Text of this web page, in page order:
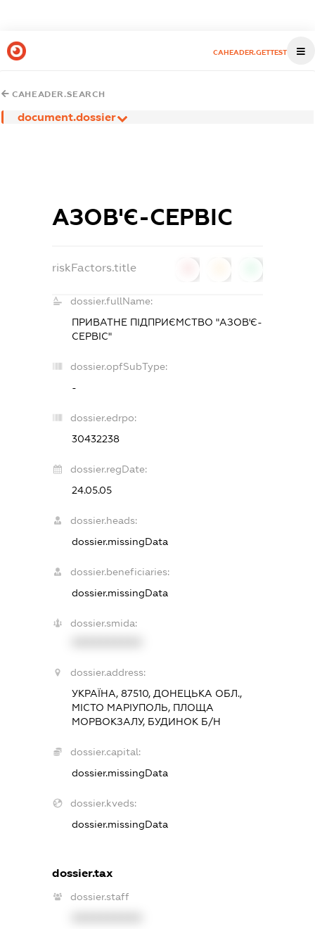
CAHEADER.GETTEST
CAHEADER.SEARCH
document.dossier
АЗОВ'Є-СЕРВІС
riskFactors.title
dossier.fullName:
ПРИВАТНЕ ПІДПРИЄМСТВО "АЗОВ'Є-
СЕРВІС"
dossier.opfSubType:
-
dossier.edrpo:
30432238
dossier.regDate:
24.05.05
dossier.heads:
dossier.missingData
dossier.beneficiaries:
dossier.missingData
dossier.smida:
dossier.address:
УКРАЇНА, 87510, ДОНЕЦЬКА ОБЛ.,
МІСТО МАРІУПОЛЬ, ПЛОЩА
МОРВОКЗАЛУ, БУДИНОК Б/Н
dossier.capital:
dossier.missingData
dossier.kveds:
dossier.missingData
dossier.tax
dossier.staff